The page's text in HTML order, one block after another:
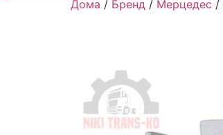
Дома / Бренд / Мерцедес /